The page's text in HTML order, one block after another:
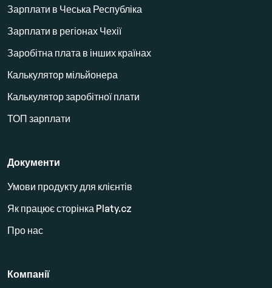
Зарплати в Чеська Республіка
Зарплати в регіонах Чехії
Заробітна плата в інших країнах
Калькулятор мільйонера
Калькулятор заробітної плати
ТОП зарплати
Документи
Умови продукту для клієнтів
Як працює сторінка Platy.cz
Про нас
Компанії